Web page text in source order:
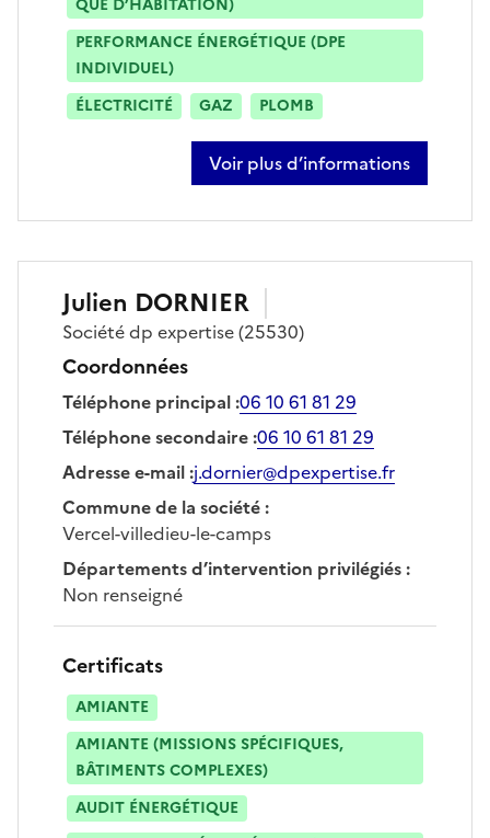
QUE D’HABITATION)
PERFORMANCE ÉNERGÉTIQUE (DPE
INDIVIDUEL)
ÉLECTRICITÉ
GAZ PLOMB
Voir plus d’informations
sur alain scherrer
Julien DORNIER
Sociétédp expertise(25530)
Coordonnées
Téléphone principal:06 10 61 81 29
Téléphone secondaire:06 10 61 81 29
Adresse e-mail:j.dornier@dpexpertise.fr
Commune de la société:
Vercel-villedieu-le-camps
Départements d’intervention privilégiés:
Non renseigné
Certificats
AMIANTE
AMIANTE (MISSIONS SPÉCIFIQUES,
BÂTIMENTS COMPLEXES)
AUDIT ÉNERGÉTIQUE